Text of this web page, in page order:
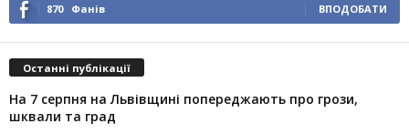
870 Фанів ВПОДОБАТИ
Останні публікації
На 7 серпня на Львівщині попереджають про грози,
шквали та град